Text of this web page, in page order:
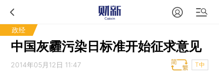
政经
中国灰霾污染日标准开始征求意见
2014年05月12日 11:47 T中